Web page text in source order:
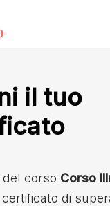
il tuo
corso Corso
di